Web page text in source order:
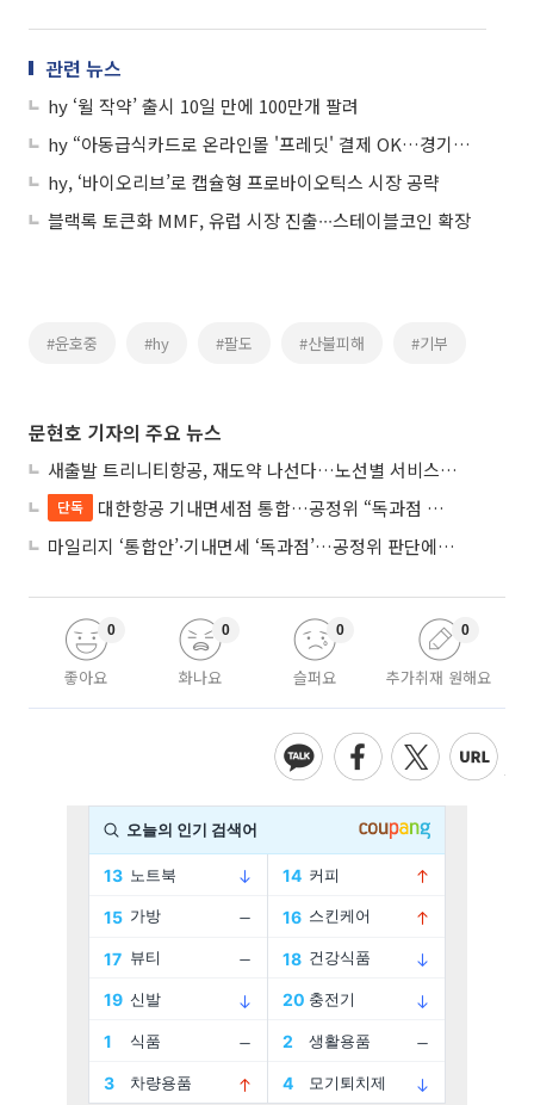
관련 뉴스
hy ‘윌 작약’ 출시 10일 만에 100만개 팔려
hy “아동급식카드로 온라인몰 '프레딧' 결제 OK…경기도부터 시행”
hy, ‘바이오리브’로 캡슐형 프로바이오틱스 시장 공략
블랙록 토큰화 MMF, 유럽 시장 진출∙∙∙스테이블코인 확장
#윤호중 #hy #팔도 #산불피해 #기부
문현호 기자의 주요 뉴스
새출발 트리니티항공, 재도약 나선다…노선별 서비스 차별화
단독
대한항공 기내면세점 통합…공정위 “독과점 여부 따진다”
마일리지 ‘통합안’·기내면세 ‘독과점’…공정위 판단에 쏠린 눈
좋아요
0
화나요
0
슬퍼요
0
추가취재 원해요
0